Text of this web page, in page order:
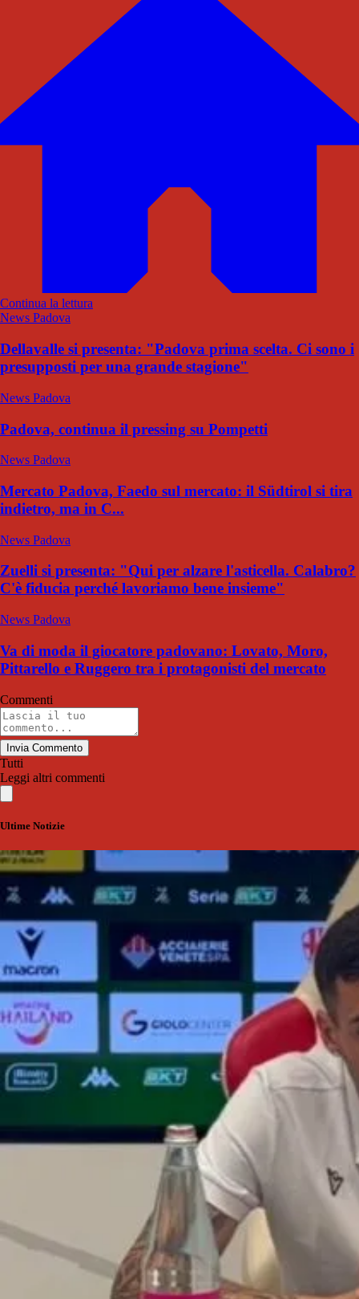
Continua la lettura
News Padova
Dellavalle si presenta: "Padova prima scelta. Ci sono i
presupposti per una grande stagione"
News Padova
Padova, continua il pressing su Pompetti
News Padova
Mercato Padova, Faedo sul mercato: il Südtirol si tira
indietro, ma in C...
News Padova
Zuelli si presenta: "Qui per alzare l'asticella. Calabro?
C'è fiducia perché lavoriamo bene insieme"
News Padova
Va di moda il giocatore padovano: Lovato, Moro,
Pittarello e Ruggero tra i protagonisti del mercato
Commenti
Invia Commento
Tutti
Leggi altri commenti
Ultime Notizie